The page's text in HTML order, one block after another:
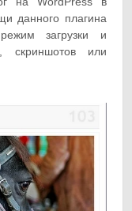
данного плагина
загрузки и
скриншотов или